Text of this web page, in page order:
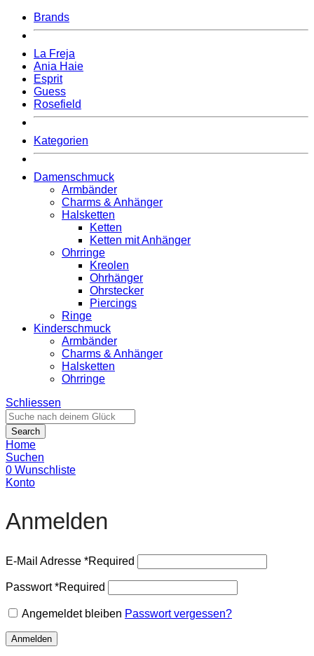
Brands
La Freja
Ania Haie
Esprit
Guess
Rosefield
Kategorien
Damenschmuck
Armbänder
Charms & Anhänger
Halsketten
Ketten
Ketten mit Anhänger
Ohrringe
Kreolen
Ohrhänger
Ohrstecker
Piercings
Ringe
Kinderschmuck
Armbänder
Charms & Anhänger
Halsketten
Ohrringe
Schliessen
Search
Home
Suchen
0 Wunschliste
Konto
Anmelden
E-Mail Adresse *Required
Passwort*Required
Angemeldet bleiben Passwort vergessen?
Anmelden